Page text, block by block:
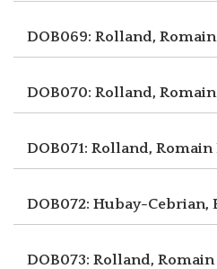
DOB069: Rolland, Romain
DOB070: Rolland, Romain
DOB071: Rolland, Romain
DOB072: Hubay-Cebrian,
DOB073: Rolland, Romain